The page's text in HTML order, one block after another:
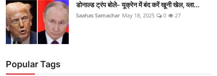
डोनाल्ड ट्रंप बोले- यूक्रेन में बंद करें खूनी खेल, व्ला...
Saahas Samachar May 18, 2025 0 27
Popular Tags